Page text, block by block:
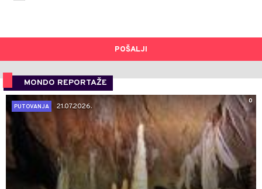
POŠALJI
MONDO REPORTAŽE
0
PUTOVANJA
21.07.2026.